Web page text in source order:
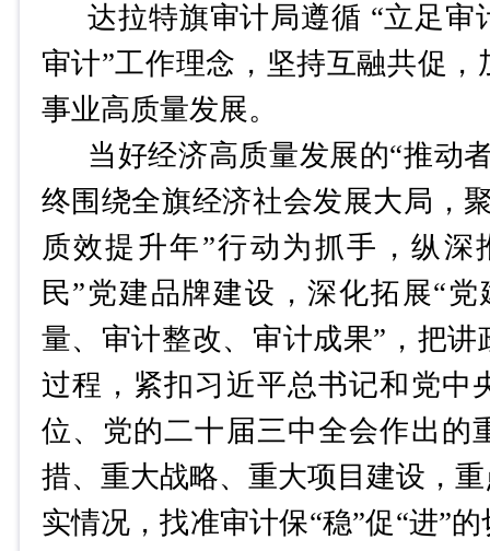
达拉特旗审计局遵循 “立足审
审计”工作理念 ， 坚持互融共促，
事业高质量发展。
当好经济高质量发展的“推动
终围绕全旗经济社会发展大局，
质效提升年”行动为抓手，纵深
民”党建品牌建设，深化拓展“党
量、审计整改、审计成果”， 把讲
过程，紧扣习近平总书记和党中
位、党的二十届三中全会作出的
措、重大战略、重大项目建设，
实情况，找准审计保“稳”促“进”